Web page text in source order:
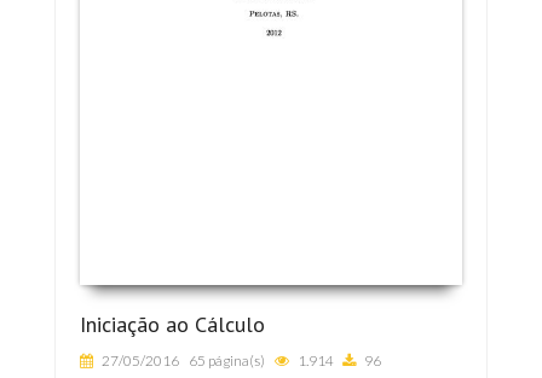
Iniciação ao Cálculo
27/05/2016 65 página(s) 1.914 96